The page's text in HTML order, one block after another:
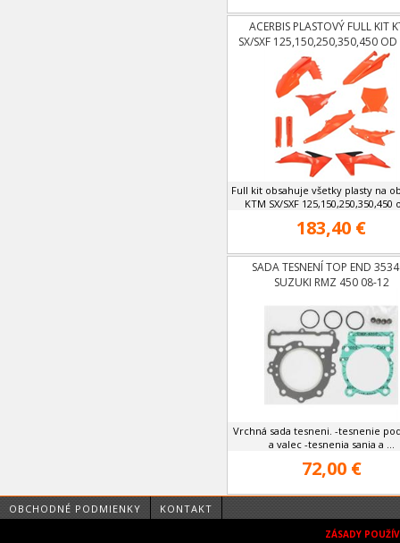
ACERBIS PLASTOVÝ FULL KIT
SX/SXF 125,150,250,350,450
Full kit obsahuje všetky plasty na
KTM SX/SXF 125,150,250,350,450
183,40 €
SADA TESNENÍ TOP END
SUZUKI RMZ 450 08-12
Vrchná sada tesneni. -tesnenie
a valec -tesnenia sania a ...
72,00 €
OBCHODNÉ PODMIENKY KONTAKT
ZÁSADY